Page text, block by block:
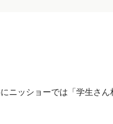
ッショーでは「学生さ